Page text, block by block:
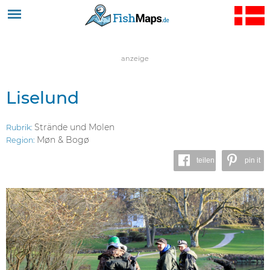
Jump to navigation
anzeige
Liselund
Rubrik: Strände und Molen
Region: Møn & Bogø
teilen pin it